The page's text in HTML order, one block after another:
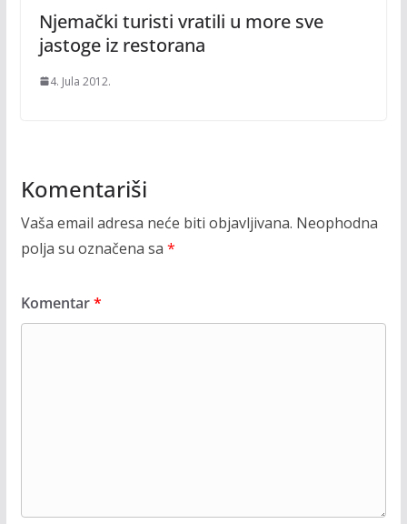
Njemački turisti vratili u more sve
jastoge iz restorana
4. Jula 2012.
Komentariši
Vaša email adresa neće biti objavljivana. Neophodna
polja su označena sa *
Komentar*